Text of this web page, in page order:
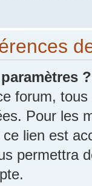
?
forum,
Pour les
lien est
permettra